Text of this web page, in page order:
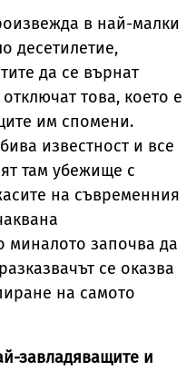
в най-малки
десетилетие,
да се върнат
това, което е
им спомени.
известност и все
там убежище с
на съвременния
миналото започва да
се оказва
на самото
завладяващите и